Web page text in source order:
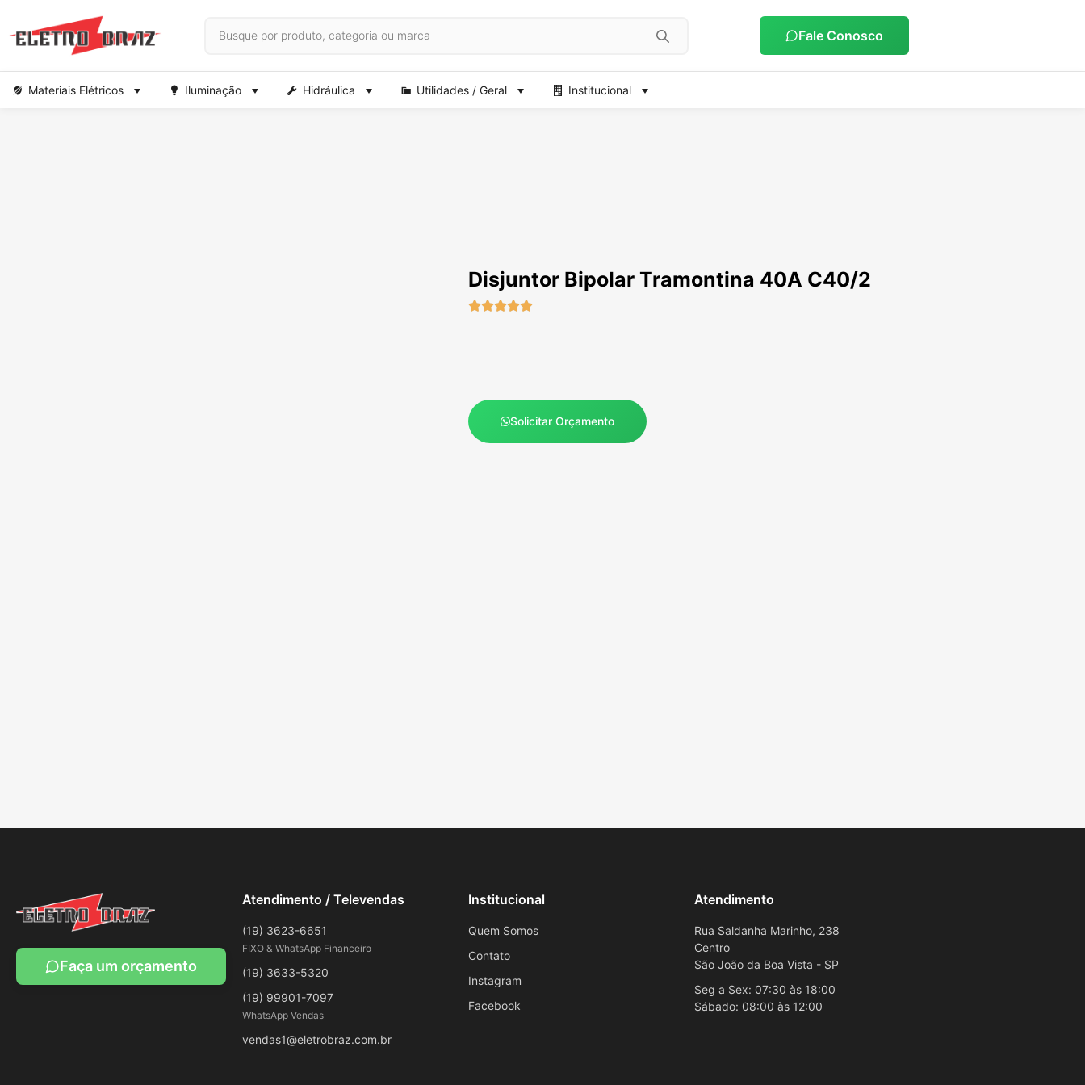
Fale Conosco
Materiais Elétricos Iluminação Hidráulica Utilidades / Geral Institucional
Disjuntor Bipolar Tramontina 40A C40/2

Solicitar Orçamento
Faça um orçamento
Atendimento / Televendas
(19) 3623-6651
FIXO & WhatsApp Financeiro
(19) 3633-5320
(19) 99901-7097
WhatsApp Vendas
vendas1@eletrobraz.com.br
Institucional
Quem Somos
Contato
Instagram
Facebook
Atendimento
Rua Saldanha Marinho, 238
Centro
São João da Boa Vista - SP
Seg a Sex: 07:30 às 18:00
Sábado: 08:00 às 12:00